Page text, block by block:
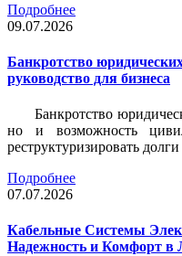
Подробнее
09.07.2026
Банкротство
руководство для бизнеса
Банкротство
но и возможность
реструктуризировать долги
Подробнее
07.07.2026
Кабельные Системы
Надежность и Комфорт в